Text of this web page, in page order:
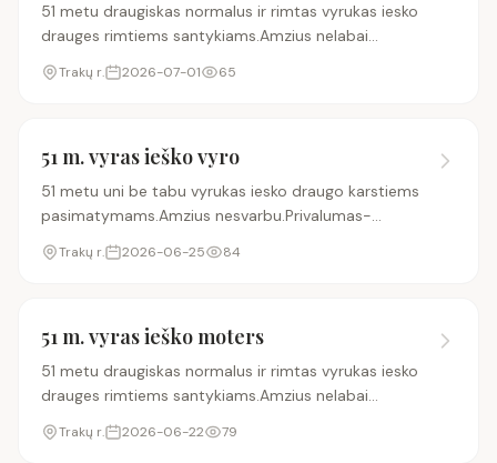
51 metu draugiskas normalus ir rimtas vyrukas iesko
drauges rimtiems santykiams.Amzius nelabai
svarbus.Gali buti ir vyresne uz mane.Ir arciau
Traku.Svarbiausia kad rastume bendra kalba
Trakų r. 2026-07-01 65
51 m. vyras ieško vyro
51 metu uni be tabu vyrukas iesko draugo karstiems
pasimatymams.Amzius nesvarbu.Privalumas-
auto.Pasyvus nedomina.Ir arciau Traku.
Trakų r. 2026-06-25 84
51 m. vyras ieško moters
51 metu draugiskas normalus ir rimtas vyrukas iesko
drauges rimtiems santykiams.Amzius nelabai
svarbus.Ir arciau Traku.Svarbiausia kad rastume
bendra kalba ir suprastume vienas kita.
Trakų r. 2026-06-22 79